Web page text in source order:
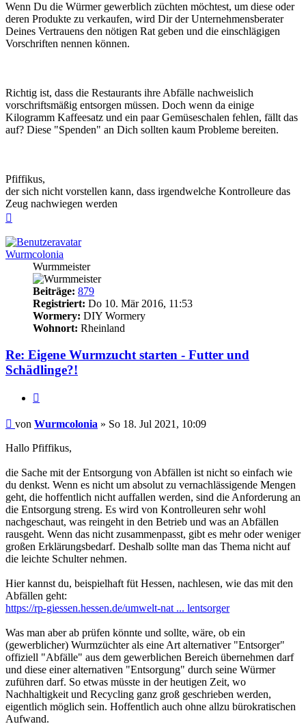
Wenn Du die Würmer gewerblich züchten möchtest, um diese oder
deren Produkte zu verkaufen, wird Dir der Unternehmensberater
Deines Vertrauens den nötigen Rat geben und die einschlägigen
Vorschriften nennen können.
Richtig ist, dass die Restaurants ihre Abfälle nachweislich
vorschriftsmäßig entsorgen müssen. Doch wenn da einige
Kilogramm Kaffeesatz und ein paar Gemüseschalen fehlen, fällt das
auf? Diese "Spenden" an Dich sollten kaum Probleme bereiten.
Pfiffikus,
der sich nicht vorstellen kann, dass irgendwelche Kontrolleure das
Zeug nachwiegen werden
Wurmcolonia
Wurmmeister
Beiträge: 879
Registriert: Do 10. Mär 2016, 11:53
Wormery: DIY Wormery
Wohnort: Rheinland
Re: Eigene Wurmzucht starten - Futter und
Schädlinge?!
Beitrag
von Wurmcolonia » So 18. Jul 2021, 10:09
Hallo Pfiffikus,
die Sache mit der Entsorgung von Abfällen ist nicht so einfach wie
du denkst. Wenn es nicht um absolut zu vernachlässigende Mengen
geht, die hoffentlich nicht auffallen werden, sind die Anforderung an
die Entsorgung streng. Es wird von Kontrolleuren sehr wohl
nachgeschaut, was reingeht in den Betrieb und was an Abfällen
rausgeht. Wenn das nicht zusammenpasst, gibt es mehr oder weniger
großen Erklärungsbedarf. Deshalb sollte man das Thema nicht auf
die leichte Schulter nehmen.
Hier kannst du, beispielhaft füt Hessen, nachlesen, wie das mit den
Abfällen geht:
https://rp-giessen.hessen.de/umwelt-nat ... lentsorger
Was man aber ab prüfen könnte und sollte, wäre, ob ein
(gewerblicher) Wurmzüchter als eine Art alternativer "Entsorger"
offiziell "Abfälle" aus dem gewerblichen Bereich übernehmen darf
und diese einer alternativen "Entsorgung" durch seine Würmer
zuführen darf. So etwas müsste in der heutigen Zeit, wo
Nachhaltigkeit und Recycling ganz groß geschrieben werden,
eigentlich möglich sein. Hoffentlich auch ohne allzu bürokratischen
Aufwand.